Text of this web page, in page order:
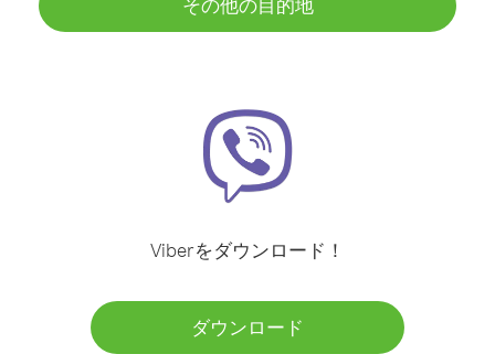
その他の目的地
Viberをダウンロード！
ダウンロード